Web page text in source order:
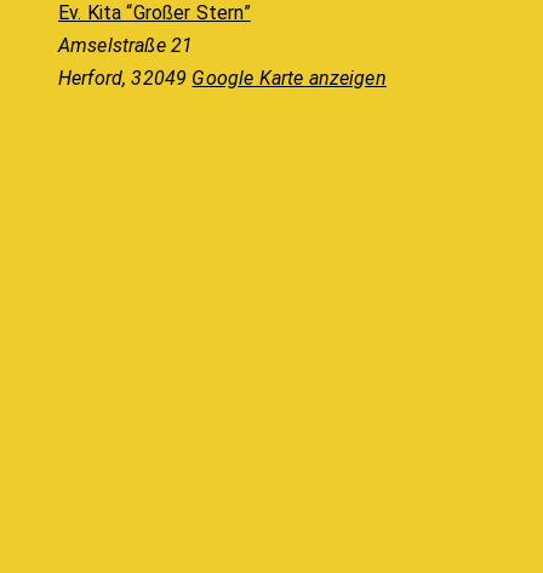
Ev. Kita “Großer Stern”
Amselstraße 21
Herford, 32049 Google Karte anzeigen